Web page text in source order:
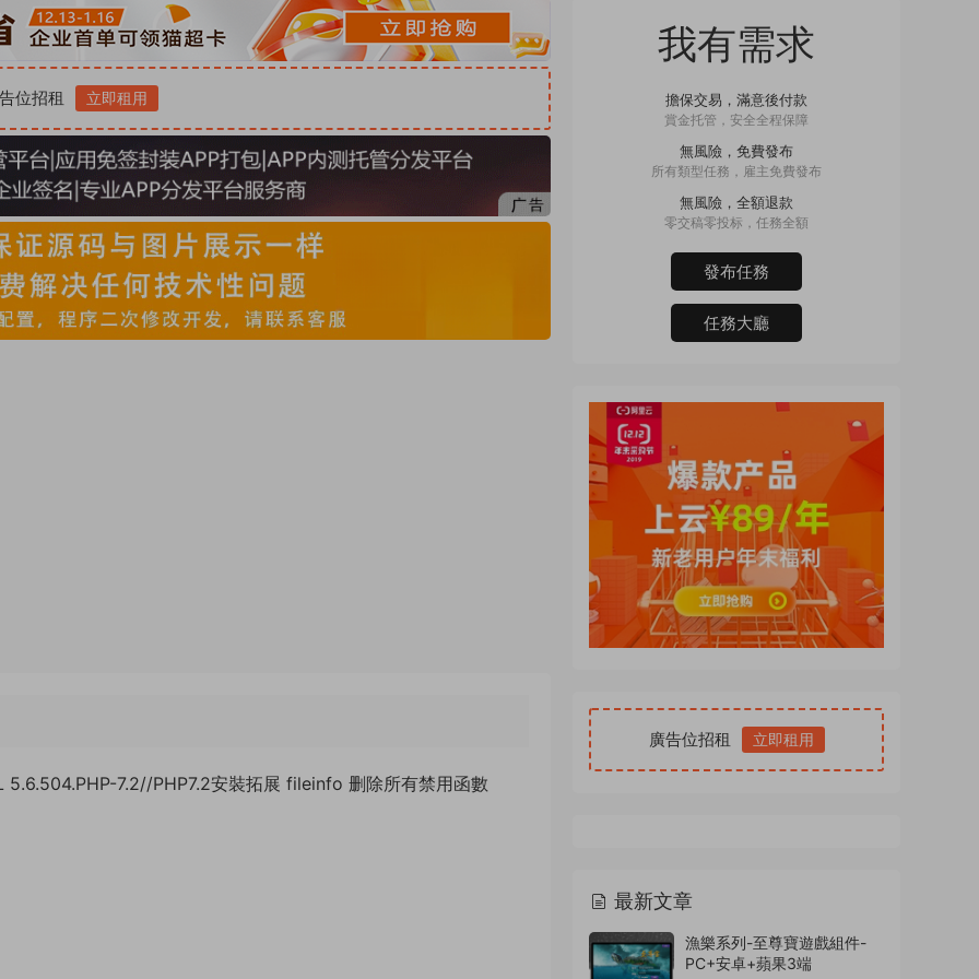
位招租 立即租用
5.6.504.PHP-7.2//PHP7.2安裝拓展 fileinfo 删除所有禁用函數
我有需求
擔保交易，滿意後付款
賞金托管，安全全程保障
無風險，免費發布
所有類型任務，雇主免費發布
無風險，全額退款
零交稿零投标，任務全額
發布任務
任務大廳
廣告位招租 立即租用
最新文章
漁樂系列-至尊寶遊戲組件-
PC+安卓+蘋果3端